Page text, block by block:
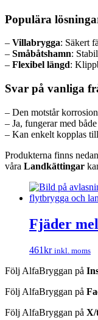
Populära
– Villabrygga: Säkert
– Småbåtshamn:
– Flexibel längd:
Svar på vanliga
– Den motstår
– Ja, fungerar med
– Kan enkelt kopplas
Produkterna finns
våra Landkättingar
Fjäder
461kr inkl. moms
Följ AlfaBryggan på
Följ AlfaBryggan på
Följ AlfaBryggan på X/